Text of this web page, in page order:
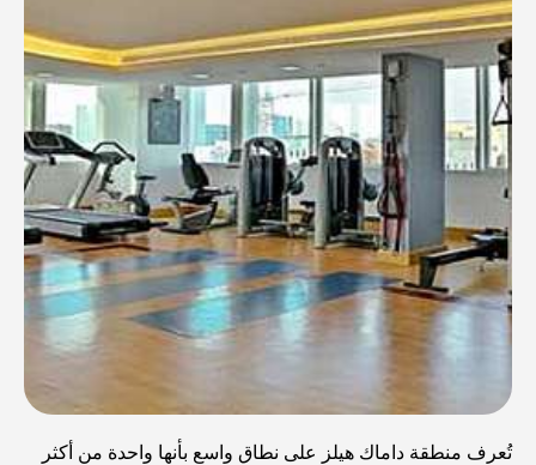
تُعرف منطقة داماك هيلز على نطاق واسع بأنها واحدة من أكثر